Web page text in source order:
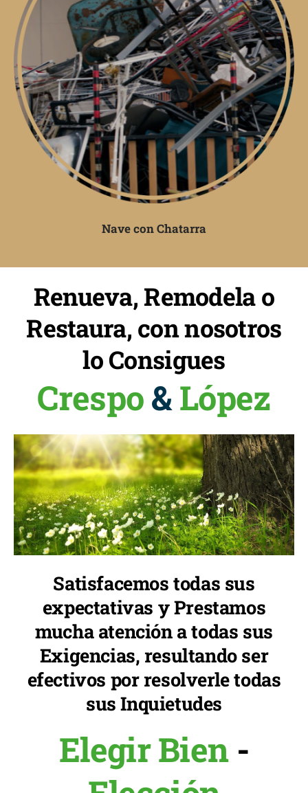
Nave con Chatarra
Renueva, Remodela o
Restaura, con nosotros
lo Consigues
Crespo&López
Satisfacemos todas sus
expectativas y Prestamos
mucha atención a todas sus
Exigencias, resultando ser
efectivos por resolverle todas
sus Inquietudes
Elegir Bien -